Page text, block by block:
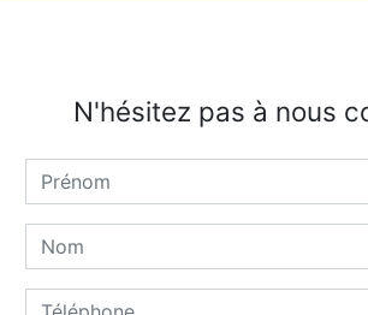
N'hésitez pas à nous